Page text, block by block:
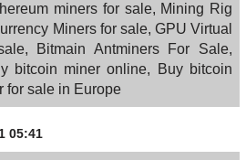
miners for sale, Mining Rig
Miners for sale, GPU Virtual
Bitmain Antminers For Sale,
bitcoin miner online, Buy bitcoin
for sale in Europe
05:41